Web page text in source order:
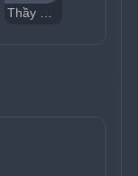
Thầy Thuốc